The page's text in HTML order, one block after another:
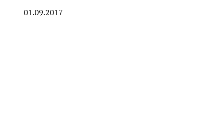
01.09.2017